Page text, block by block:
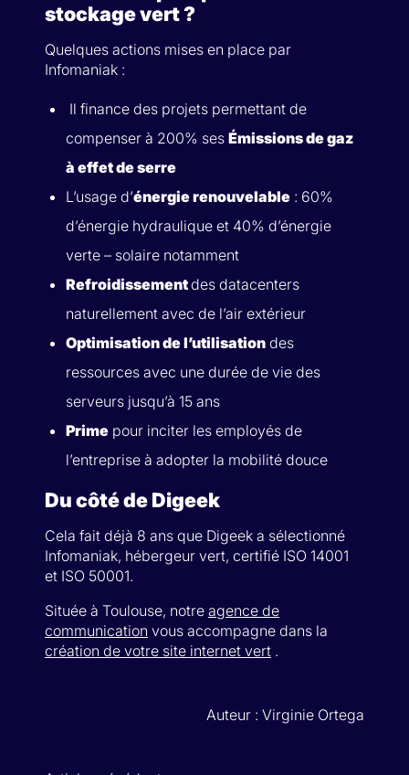
stockage vert ?
Quelques actions mises en place par
Infomaniak :
Il finance des projets permettant de
compenser à 200% ses Émissions de gaz
à effet de serre
L’usage d’énergie renouvelable : 60%
d’énergie hydraulique et 40% d’énergie
verte – solaire notamment
Refroidissementdes datacenters
naturellement avec de l’air extérieur
Optimisation de l’utilisation des
ressources avec une durée de vie des
serveurs jusqu’à 15 ans
Prime pour inciter les employés de
l’entreprise à adopter la mobilité douce
Du côté de Digeek
Cela fait déjà 8 ans que Digeek a sélectionné
Infomaniak, hébergeur vert, certifié ISO 14001
et ISO 50001.
Située à Toulouse, notre agence de
communication vous accompagne dans la
création de votre site internet vert .
Auteur : Virginie Ortega